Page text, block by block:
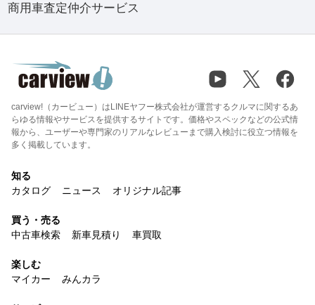
商用車査定仲介サービス
carview!（カービュー）はLINEヤフー株式会社が運営するクルマに関するあ
らゆる情報やサービスを提供するサイトです。価格やスペックなどの公式情
報から、ユーザーや専門家のリアルなレビューまで購入検討に役立つ情報を
多く掲載しています。
知る
カタログ
ニュース オリジナル記事
買う・売る
中古車検索
新車見積り 車買取
楽しむ
マイカー
みんカラ